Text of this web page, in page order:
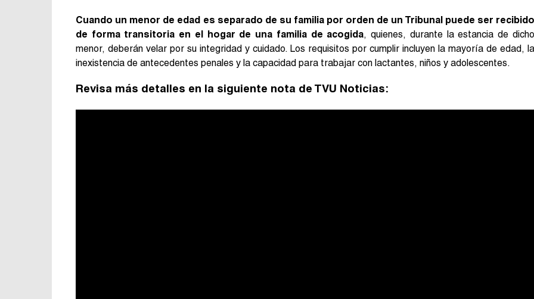
Cuando un menor de edad es separado de su familia por orden de un Tribunal puede ser recibido
de forma transitoria en el hogar de una familia de acogida, quienes, durante la estancia de dicho
menor, deberán velar por su integridad y cuidado. Los requisitos por cumplir incluyen la mayoría de edad, la
inexistencia de antecedentes penales y la capacidad para trabajar con lactantes, niños y adolescentes.
Revisa más detalles en la siguiente nota de TVU Noticias: